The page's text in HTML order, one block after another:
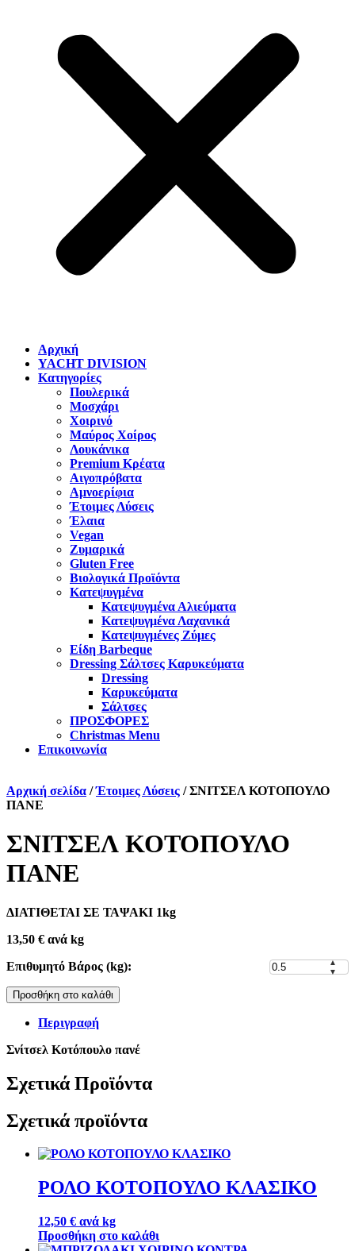
Αρχική
YACHT DIVISION
Κατηγορίες
Πουλερικά
Μοσχάρι
Χοιρινό
Μαύρος Χοίρος
Λουκάνικα
Premium Κρέατα
Αιγοπρόβατα
Αμνοερίφια
Έτοιμες Λύσεις
Έλαια
Vegan
Ζυμαρικά
Gluten Free
Βιολογικά Προϊόντα
Κατεψυγμένα
Κατεψυγμένα Αλιεύματα
Κατεψυγμένα Λαχανικά
Κατεψυγμένες Ζύμες
Είδη Barbeque
Dressing Σάλτσες Καρυκεύματα
Dressing
Καρυκεύματα
Σάλτσες
ΠΡΟΣΦΟΡΕΣ
Christmas Menu
Επικοινωνία
Αρχική σελίδα /Έτοιμες Λύσεις / ΣΝΙΤΣΕΛ ΚΟΤΟΠΟΥΛΟ
ΠΑΝΕ
ΣΝΙΤΣΕΛ ΚΟΤΟΠΟΥΛΟ
ΠΑΝΕ
ΔΙΑΤΙΘΕΤΑΙ ΣΕ ΤΑΨΑΚΙ 1kg
13,50 € ανά kg
Επιθυμητό Βάρος (kg):
▲
▼
Προσθήκη στο καλάθι
Περιγραφή
Σνίτσελ Κοτόπουλο πανέ
Σχετικά Προϊόντα
Σχετικά προϊόντα
ΡΟΛΟ ΚΟΤΟΠΟΥΛΟ ΚΛΑΣΙΚΟ
12,50 € ανά kg
Προσθήκη στο καλάθι